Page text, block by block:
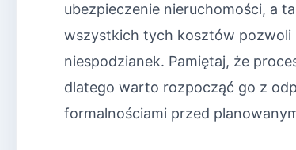
ubezpieczenie nieruchomości, a
wszystkich tych kosztów pozwoli
niespodzianek. Pamiętaj, że
dlatego warto rozpocząć go z
formalnościami przed